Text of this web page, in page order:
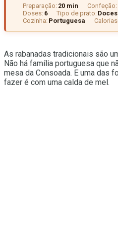
Preparação: 20 min Confeção:
Doses: 6 Tipo de prato:
Cozinha: Portuguesa
As rabanadas tradicionais são
Não há família portuguesa que
mesa da Consoada. E uma das
fazer é com uma calda de mel.